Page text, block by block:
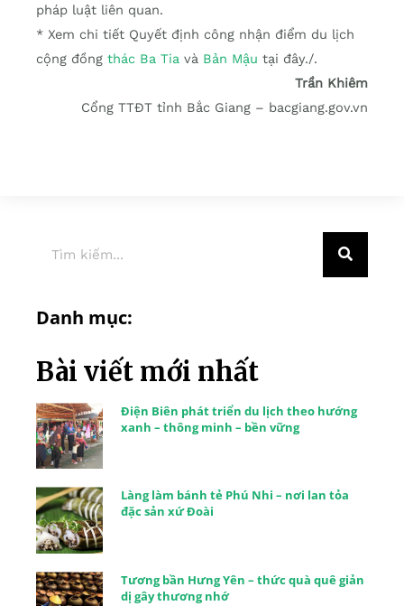
pháp luật liên quan.
* Xem chi tiết Quyết định công nhận điểm du lịch
cộng đồng thác Ba Tia và Bản Mậu tại đây./.
Trần Khiêm
Cổng TTĐT tỉnh Bắc Giang – bacgiang.gov.vn
Danh mục:
Bài viết mới nhất
Điện Biên phát triển du lịch theo hướng
xanh – thông minh – bền vững
Làng làm bánh tẻ Phú Nhi – nơi lan tỏa
đặc sản xứ Đoài
Tương bần Hưng Yên – thức quà quê giản
dị gây thương nhớ